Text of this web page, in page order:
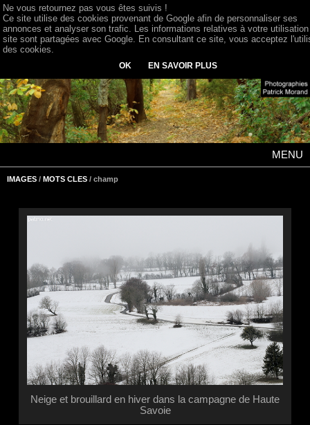
MENU
IMAGES / MOTS CLES / champ
Neige et brouillard en hiver dans la campagne de Haute
Savoie
Ne vous retournez pas vous êtes suivis !
Ce site utilise des cookies provenant de Google afin de personnaliser ses
annonces et analyser son trafic. Les informations relatives à votre
site sont partagées avec Google. En consultant ce site, vous acceptez
des cookies.
OK EN SAVOIR PLUS